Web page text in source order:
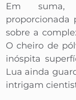
Em suma,
proporcionada
sobre a
O cheiro de
inóspita
Lua ainda
intrigam